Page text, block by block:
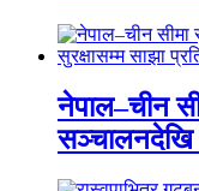
नेपाल–चीन
सञ्चालनदेखि